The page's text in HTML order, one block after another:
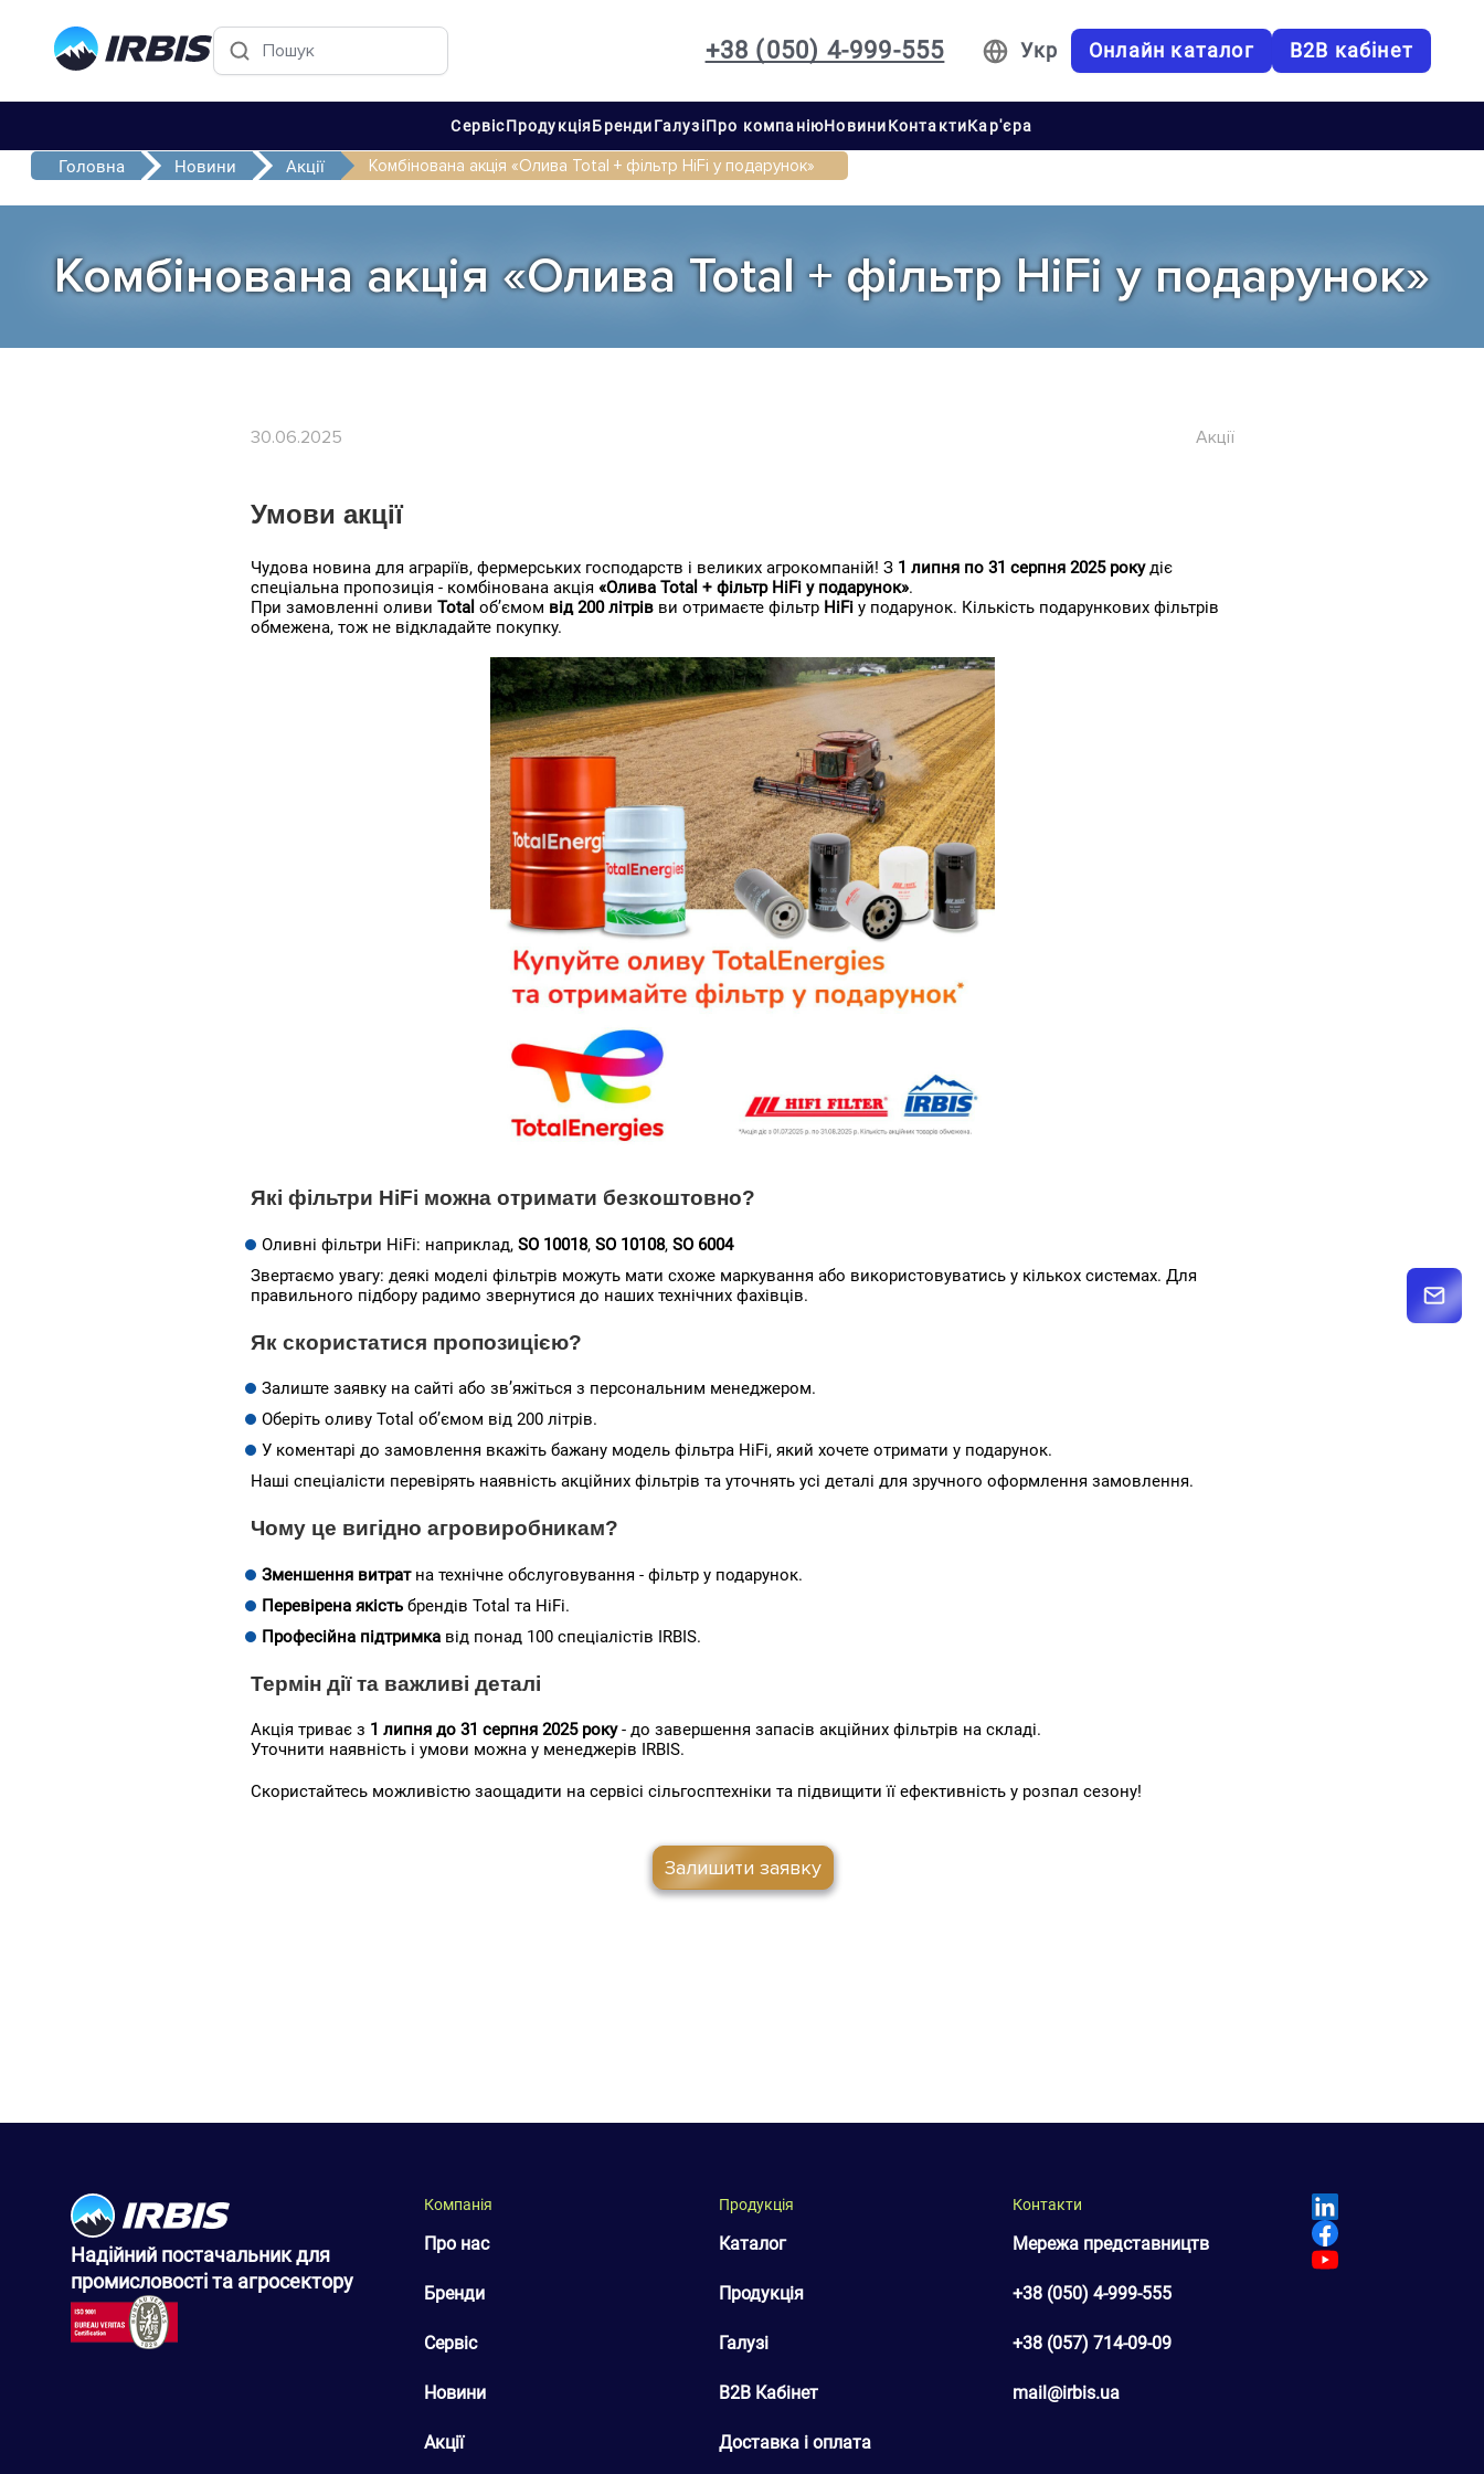
+38 (050) 4-999-555 Укр Онлайн каталог B2B кабінет
СервісПродукціяБрендиГалузіПро компаніюНовиниКонтактиКар'єра
Головна Новини Акції Комбінована акція «Олива Total + фільтр HiFi у подарунок»
Комбінована акція «Олива Total + фільтр HiFi у подарунок»
30.06.2025 Акції
Умови акції
Чудова новина для аграріїв, фермерських господарств і великих агрокомпаній! З 1 липня по 31 серпня 2025 рокудіє
спеціальна пропозиція - комбінована акція «Олива Total + фільтр HiFi у подарунок».
При замовленні оливи Total об’ємом від 200 літрів ви отримаєте фільтр HiFi у подарунок. Кількість подарункових фільтрів
обмежена, тож не відкладайте покупку.
Які фільтри HiFi можна отримати безкоштовно?
Оливні фільтри HiFi: наприклад, SO 10018, SO 10108, SO 6004
Звертаємо увагу: деякі моделі фільтрів можуть мати схоже маркування або використовуватись у кількох системах. Для
правильного підбору радимо звернутися до наших технічних фахівців.
Як скористатися пропозицією?
Залиште заявку на сайті або зв’яжіться з персональним менеджером.
Оберіть оливу Total об’ємом від 200 літрів.
У коментарі до замовлення вкажіть бажану модель фільтра HiFi, який хочете отримати у подарунок.
Наші спеціалісти перевірять наявність акційних фільтрів та уточнять усі деталі для зручного оформлення замовлення.
Чому це вигідно агровиробникам?
Зменшення витратна технічне обслуговування - фільтр у подарунок.
Перевірена якість брендів Total та HiFi.
Професійна підтримка від понад 100 спеціалістів IRBIS.
Термін дії та важливі деталі
Акція триває з 1 липня до 31 серпня 2025 року- до завершення запасів акційних фільтрів на складі.
Уточнити наявність і умови можна у менеджерів IRBIS.
Скористайтесь можливістю заощадити на сервісі сільгосптехніки та підвищити її ефективність у розпал сезону!
Залишити заявку
Надійний постачальник для
промисловості та агросектору
Компанія
Про нас
Бренди
Сервіс
Новини
Акції
Продукція
Каталог
Продукція
Галузі
B2B Кабінет
Доставка і оплата
Контакти
Мережа представництв
+38 (050) 4-999-555
+38 (057) 714-09-09
mail@irbis.ua